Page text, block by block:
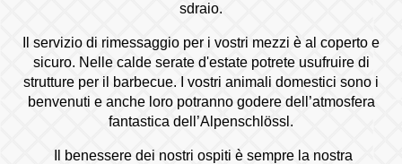
sdraio.
Il servizio di rimessaggio per i vostri mezzi è al coperto e
sicuro. Nelle calde serate d'estate potrete usufruire di
strutture per il barbecue. I vostri animali domestici sono i
benvenuti e anche loro potranno godere dell’atmosfera
fantastica dell’Alpenschlössl.
Il benessere dei nostri ospiti è sempre la nostra